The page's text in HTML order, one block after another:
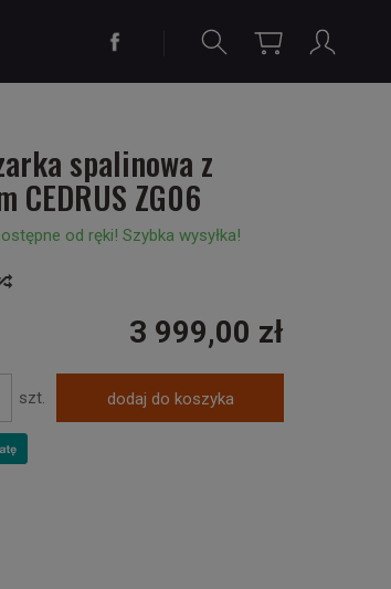
spalinowa z
CEDRUS ZG06
od ręki! Szybka wysyłka!
3 999,00 zł
szt. dodaj do koszyka